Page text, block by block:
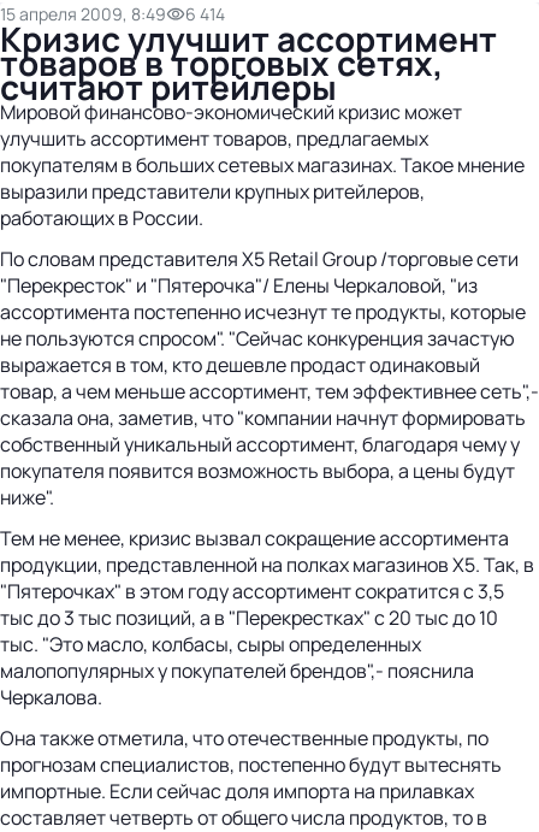
15 апреля 2009, 8:49 6 414
Кризис улучшит ассортимент
товаров в торговых сетях,
считают ритейлеры
Мировой финансово-экономический кризис может
улучшить ассортимент товаров, предлагаемых
покупателям в больших сетевых магазинах. Такое мнение
выразили представители крупных ритейлеров,
работающих в России.
По словам представителя X5 Retail Group /торговые сети
"Перекресток" и "Пятерочка"/ Елены Черкаловой, "из
ассортимента постепенно исчезнут те продукты, которые
не пользуются спросом". "Сейчас конкуренция зачастую
выражается в том, кто дешевле продаст одинаковый
товар, а чем меньше ассортимент, тем эффективнее сеть",-
сказала она, заметив, что "компании начнут формировать
собственный уникальный ассортимент, благодаря чему у
покупателя появится возможность выбора, а цены будут
ниже".
Тем не менее, кризис вызвал сокращение ассортимента
продукции, представленной на полках магазинов X5. Так, в
"Пятерочках" в этом году ассортимент сократится с 3,5
тыс до 3 тыс позиций, а в "Перекрестках" с 20 тыс до 10
тыс. "Это масло, колбасы, сыры определенных
малопопулярных у покупателей брендов",- пояснила
Черкалова.
Она также отметила, что отечественные продукты, по
прогнозам специалистов, постепенно будут вытеснять
импортные. Если сейчас доля импорта на прилавках
составляет четверть от общего числа продуктов, то в